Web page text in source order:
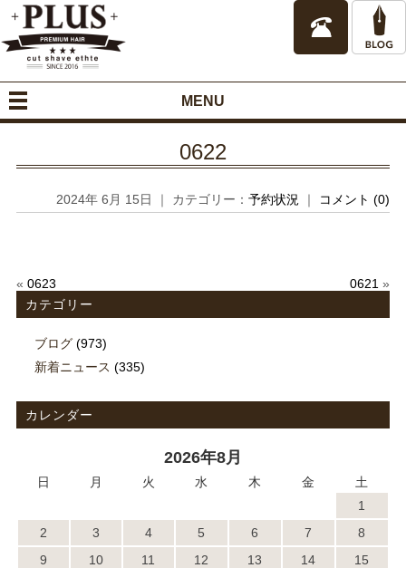
MENU
0622
2024年 6月 15日 ｜ カテゴリー：予約状況 ｜ コメント (0)
« 0623 0621 »
カテゴリー
ブログ(973)
新着ニュース (335)
カレンダー
2026年8月
日 月 火 水 木 金
土
1
2
3 4 5 6 7
8
9
10 11 12 13 14
15